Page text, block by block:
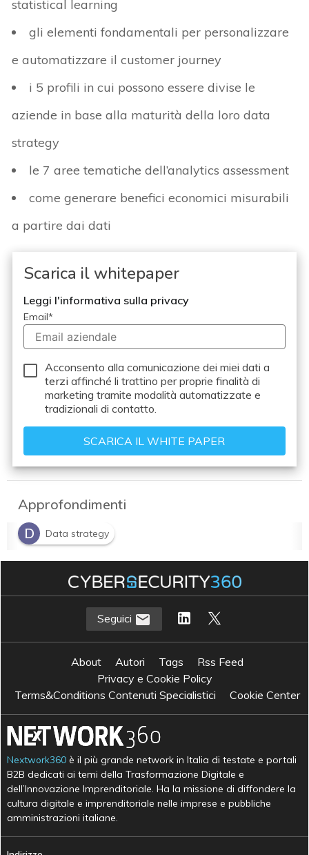
statistical learning
gli elementi fondamentali per personalizzare
e automatizzare il customer journey
i 5 profili in cui possono essere divise le
aziende in base alla maturità della loro data
strategy
le 7 aree tematiche dell’analytics assessment
come generare benefici economici misurabili
a partire dai dati
Scarica il whitepaper
Leggi l'informativa sulla privacy
Email*
Acconsento alla comunicazione dei miei dati a
terzi affinché li trattino per proprie finalità di
marketing tramite modalità automatizzate e
tradizionali di contatto.
Approfondimenti
D
Data strategy
Seguici
About Autori Tags
Rss Feed
Privacy e Cookie Policy
Terms&Conditions Contenuti Specialistici
Cookie Center
Nextwork360 è il più grande network in Italia di testate e portali
B2B dedicati ai temi della Trasformazione Digitale e
dell’Innovazione Imprenditoriale. Ha la missione di diffondere la
cultura digitale e imprenditoriale nelle imprese e pubbliche
amministrazioni italiane.